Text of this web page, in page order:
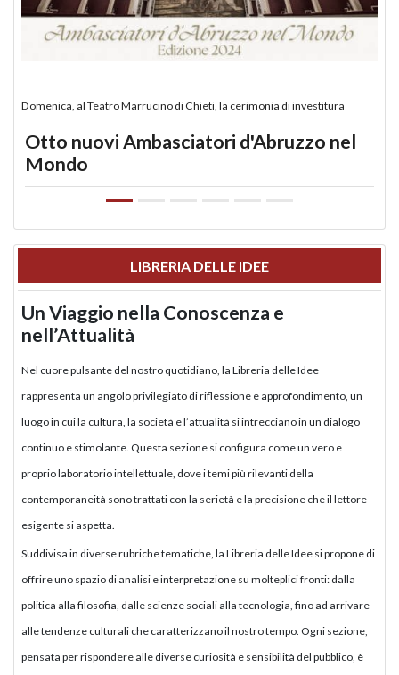
Domenica, al Teatro Marrucino di Chieti, la cerimonia di investitura
Otto nuovi Ambasciatori d'Abruzzo nel
Mondo
LIBRERIA DELLE IDEE
Un Viaggio nella Conoscenza e
nell’Attualità
Nel cuore pulsante del nostro quotidiano, la Libreria delle Idee
rappresenta un angolo privilegiato di riflessione e approfondimento, un
luogo in cui la cultura, la società e l’attualità si intrecciano in un dialogo
continuo e stimolante. Questa sezione si configura come un vero e
proprio laboratorio intellettuale, dove i temi più rilevanti della
contemporaneità sono trattati con la serietà e la precisione che il lettore
esigente si aspetta.
Suddivisa in diverse rubriche tematiche, la Libreria delle Idee si propone di
offrire uno spazio di analisi e interpretazione su molteplici fronti: dalla
politica alla filosofia, dalle scienze sociali alla tecnologia, fino ad arrivare
alle tendenze culturali che caratterizzano il nostro tempo. Ogni sezione,
pensata per rispondere alle diverse curiosità e sensibilità del pubblico, è